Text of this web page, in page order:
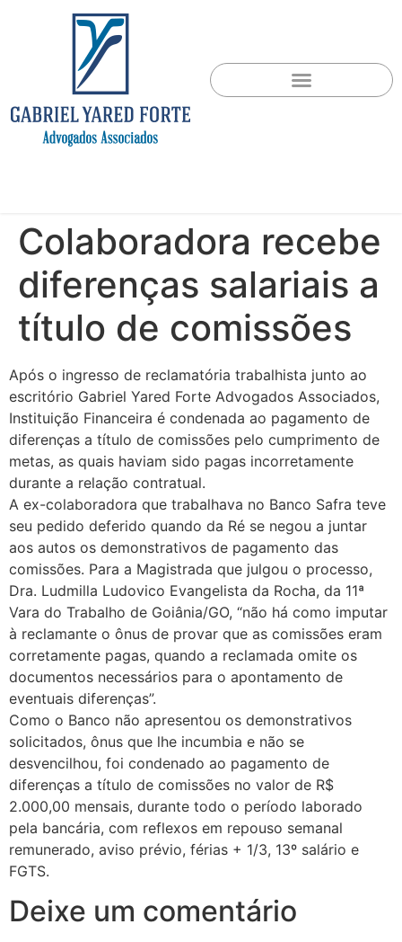
Colaboradora recebe
diferenças salariais a
título de comissões
Após o ingresso de reclamatória trabalhista junto ao
escritório Gabriel Yared Forte Advogados Associados,
Instituição Financeira é condenada ao pagamento de
diferenças a título de comissões pelo cumprimento de
metas, as quais haviam sido pagas incorretamente
durante a relação contratual.
A ex-colaboradora que trabalhava no Banco Safra teve
seu pedido deferido quando da Ré se negou a juntar
aos autos os demonstrativos de pagamento das
comissões. Para a Magistrada que julgou o processo,
Dra. Ludmilla Ludovico Evangelista da Rocha, da 11ª
Vara do Trabalho de Goiânia/GO, “não há como imputar
à reclamante o ônus de provar que as comissões eram
corretamente pagas, quando a reclamada omite os
documentos necessários para o apontamento de
eventuais diferenças”.
Como o Banco não apresentou os demonstrativos
solicitados, ônus que lhe incumbia e não se
desvencilhou, foi condenado ao pagamento de
diferenças a título de comissões no valor de R$
2.000,00 mensais, durante todo o período laborado
pela bancária, com reflexos em repouso semanal
remunerado, aviso prévio, férias + 1/3, 13º salário e
FGTS.
Deixe um comentário